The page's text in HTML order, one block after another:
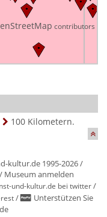
contributors
100 Kilometern.
kultur.de 1995-2026 /
/ Museum anmelden
und-kultur.de bei twitter/
/
Unterstützen Sie